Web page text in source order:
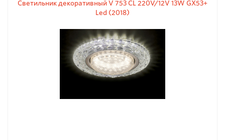
Светильник декоративный V 753 CL 220V/12V 13W GX53+
Led (2018)